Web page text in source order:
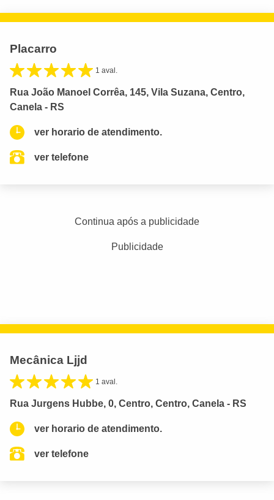
Placarro
1 aval.
Rua João Manoel Corrêa, 145, Vila Suzana, Centro,
Canela - RS
ver horario de atendimento.
ver telefone
Continua após a publicidade
Publicidade
Mecânica Ljjd
1 aval.
Rua Jurgens Hubbe, 0, Centro, Centro, Canela - RS
ver horario de atendimento.
ver telefone